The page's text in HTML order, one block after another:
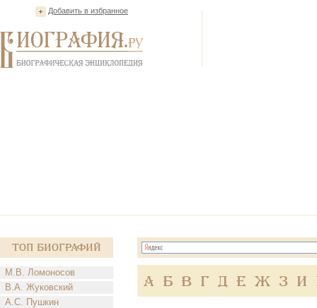
Добавить в избранное
Топ Биографий
М.В. Ломоносов
В.А. Жуковский
А.С. Пушкин
А Б В Г Д Е Ж З И